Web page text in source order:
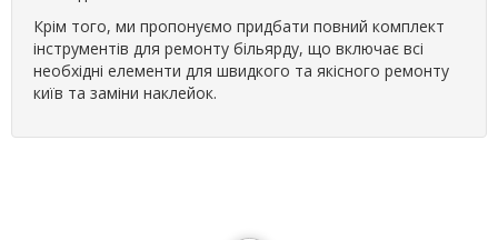
Крім того, ми пропонуємо придбати повний комплект
інструментів для ремонту більярду, що включає всі
необхідні елементи для швидкого та якісного ремонту
київ та заміни наклейок.